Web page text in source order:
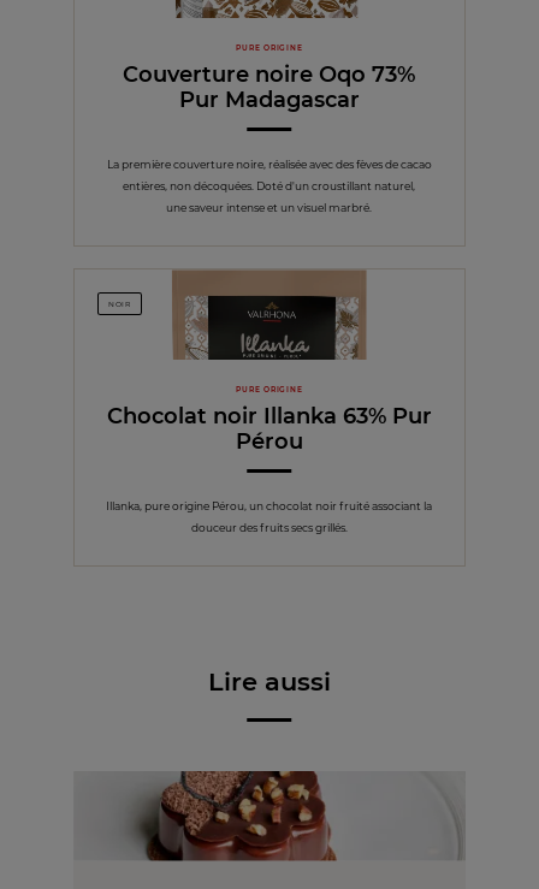
PURE ORIGINE
Couverture noire Oqo 73%
Pur Madagascar
La première couverture noire, réalisée avec des fèves de cacao
entières, non décoquées. Doté d'un croustillant naturel,
une saveur intense et un visuel marbré.
NOIR
PURE ORIGINE
Chocolat noir Illanka 63% Pur
Pérou
Illanka, pure origine Pérou, un chocolat noir fruité associant la
douceur des fruits secs grillés.
Lire aussi